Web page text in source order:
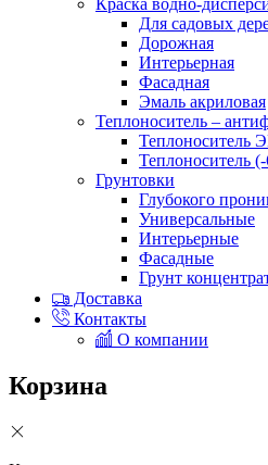
Для садовых
Дорожная
Интерьерная
Фасадная
Эмаль акриловая
Теплоноситель –
Теплоноситель
Теплоноситель
Грунтовки
Глубокого
Универсальные
Интерьерные
Фасадные
Грунт
Доставка
Контакты
О компании
Корзина